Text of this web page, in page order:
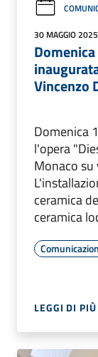
30 MAGGIO 2025
Vincenzo
Domenica
l'opera
Monaco
ceramica
ceramica
LEGGI DI PIÙ